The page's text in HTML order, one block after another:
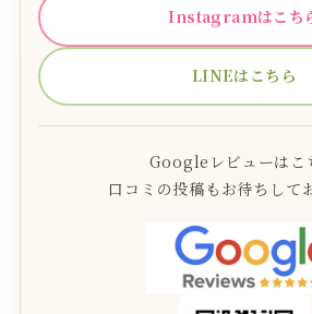
Instagramはこち
LINEはこちら
Googleレビューはこ
口コミの投稿もお待ちして